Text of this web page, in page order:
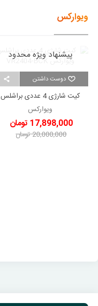
ویوارکس
دوست داشتن
پیشنهاد ویژه محدود
کیت شارژی 4 عددی براشلس
ویوارکس VR2404-BCKویوارکس
17,898,000 تومان
20,000,000 تومان